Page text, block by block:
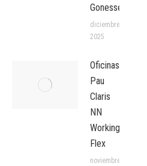
Gonesse
diciembre,
2025
Oficinas
Pau
Claris
NN
Working
Flex
noviembre,